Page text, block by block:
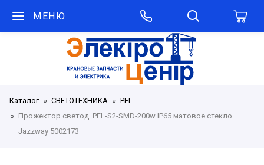
МЕНЮ
Каталог СВЕТОТЕХНИКА
PFL
Прожектор светод. PFL-S2-SMD-200w IP65 матовое стекло
Jazzway 5002173